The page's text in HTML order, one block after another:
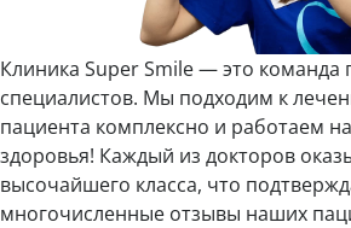
Клиника Super Smile — это команда
специалистов. Мы подходим к
пациента комплексно и работаем
здоровья! Каждый из докторов
высочайшего класса, что
многочисленные отзывы наших